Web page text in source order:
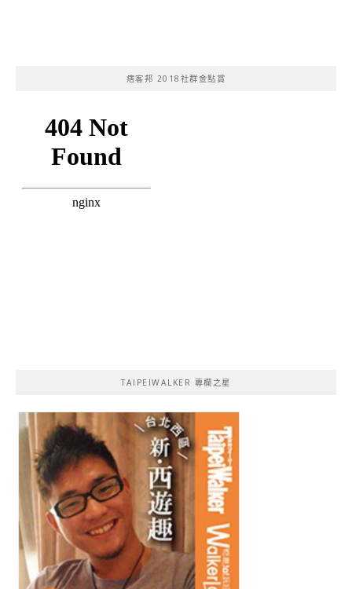
痞客邦 2018社群金點賞
TAIPEIWALKER 專欄之星